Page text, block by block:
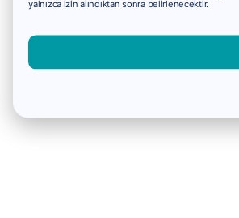
yalnızca izin alındıktan sonra belirlenecektir.